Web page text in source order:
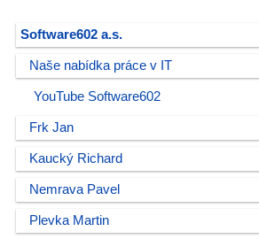
Software602 a.s.
Naše nabídka práce v IT
YouTube Software602
Frk Jan
Kaucký Richard
Nemrava Pavel
Plevka Martin